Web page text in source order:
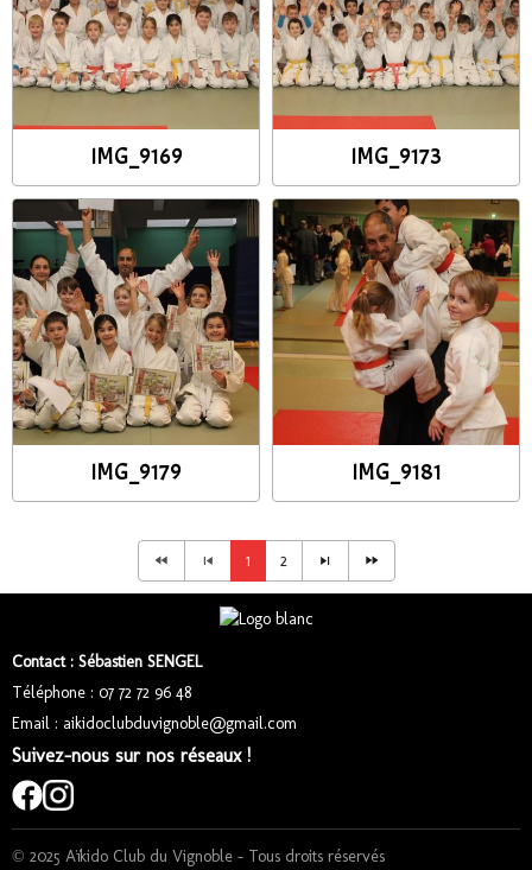
IMG_9169 IMG_9173
IMG_9179 IMG_9181
1 2
Contact : Sébastien SENGEL
Téléphone : 07 72 72 96 48
Email : aikidoclubduvignoble@gmail.com
Suivez-nous sur nos réseaux !
© 2025 Aïkido Club du Vignoble – Tous droits réservés